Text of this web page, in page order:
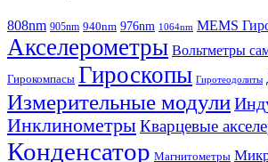
808nm 905nm 940nm 976nm 1064nm MEMS
Акселерометры Вольтметры
Гирокомпасы Гироскопы Гиротеодолиты
Измерительные модули
ИнклинометрыКварцевые
Конденсатор Магнитометры